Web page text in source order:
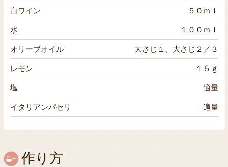
白ワイン ５０ｍｌ
水 １００ｍｌ
オリーブオイル 大さじ１、大さじ２／３
レモン １５ｇ
塩 適量
イタリアンパセリ 適量
作り方